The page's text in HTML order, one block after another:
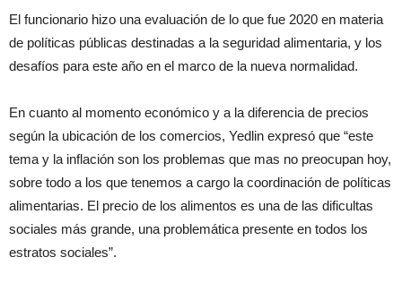
El funcionario hizo una evaluación de lo que fue 2020 en materia
de políticas públicas destinadas a la seguridad alimentaria, y los
desafíos para este año en el marco de la nueva normalidad.
En cuanto al momento económico y a la diferencia de precios
según la ubicación de los comercios, Yedlin expresó que “este
tema y la inflación son los problemas que mas no preocupan hoy,
sobre todo a los que tenemos a cargo la coordinación de políticas
alimentarias. El precio de los alimentos es una de las dificultas
sociales más grande, una problemática presente en todos los
estratos sociales”.